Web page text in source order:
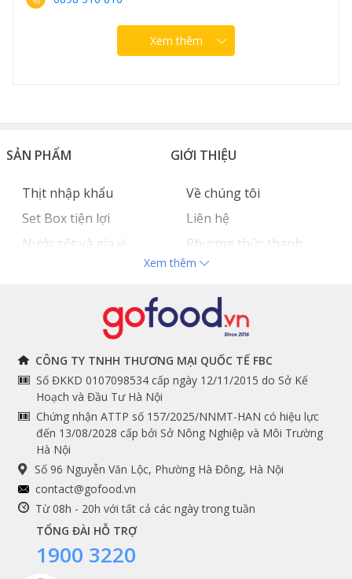
Xem thêm
SẢN PHẨM
Thịt nhập khẩu
Set Box tiện lợi
Nước sốt và gia vị
GIỚI THIỆU
Về chúng tôi
Liên hệ
Phương thức thanh
toán
Tuyển dụng
THÔNG TIN
Chính sách và quy định
chung
Hướng dẫn đặt hàng
Cam kết chất lượng
THEO DÕI NGAY
Facebook
Instagram
Youtube
Tiktok
Shopee
DỊCH VỤ
Xem thêm
CÔNG TY TNHH THƯƠNG MẠI QUỐC TẾ FBC
Số ĐKKD 0107098534 cấp ngày 12/11/2015 do Sở Kế
Hoạch và Đầu Tư Hà Nội
Chứng nhận ATTP số 157/2025/NNMT-HAN có hiệu lực
đến 13/08/2028 cấp bởi Sở Nông Nghiệp và Môi Trường
Hà Nội
Số 96 Nguyễn Văn Lộc, Phường Hà Đông, Hà Nội
contact@gofood.vn
Từ 08h - 20h với tất cả các ngày trong tuần
TỔNG ĐÀI HỖ TRỢ
1900 3220